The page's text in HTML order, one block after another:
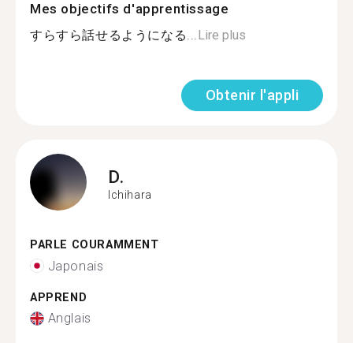
Mes objectifs d'apprentissage
すらすら話せるようになる...Lire plus
Obtenir l'appli
D.
Ichihara
PARLE COURAMMENT
Japonais
APPREND
Anglais